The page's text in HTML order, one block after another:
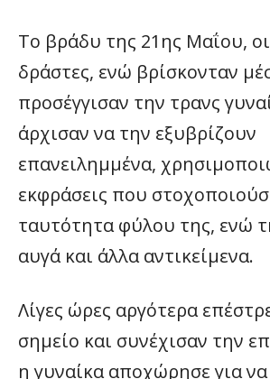
Το βράδυ της 21ης Μαΐου, οι
δράστες, ενώ βρίσκονταν
προσέγγισαν την τρανς
άρχισαν να την εξυβρίζουν
επανειλημμένα,
εκφράσεις που
ταυτότητα φύλου της, ενώ
αυγά και άλλα αντικείμενα.
Λίγες ώρες αργότερα
σημείο και συνέχισαν την
η γυναίκα αποχώρησε για